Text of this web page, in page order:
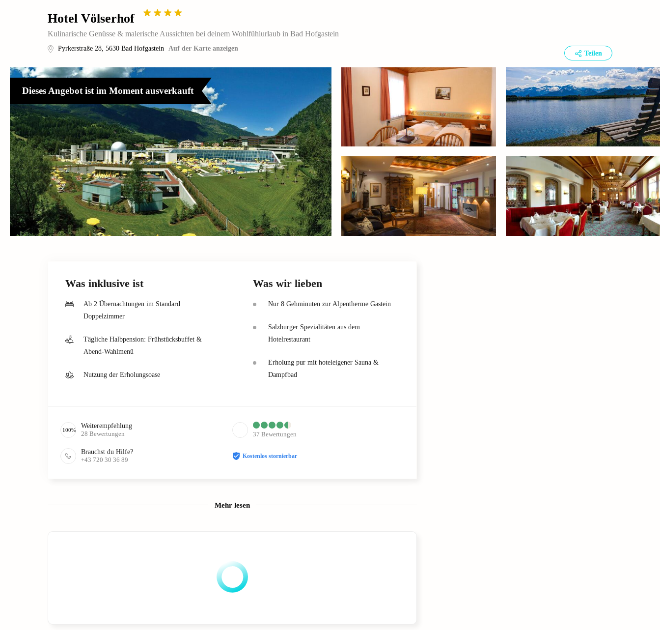
Hotel Völserhof
Kulinarische Genüsse & malerische Aussichten bei deinem Wohlfühlurlaub in Bad Hofgastein
Pyrkerstraße 28, 5630 Bad Hofgastein Auf der Karte anzeigen
Teilen
Dieses Angebot ist im Moment ausverkauft
Was inklusive ist
Ab 2 Übernachtungen im Standard
Doppelzimmer
Tägliche Halbpension: Frühstücksbuffet &
Abend-Wahlmenü
Nutzung der Erholungsoase
Was wir lieben
Nur 8 Gehminuten zur Alpentherme Gastein
Salzburger Spezialitäten aus dem
Hotelrestaurant
Erholung pur mit hoteleigener Sauna &
Dampfbad
100%
Weiterempfehlung
28 Bewertungen 37 Bewertungen
Brauchst du Hilfe?
+43 720 30 36 89
Kostenlos stornierbar
Mehr lesen